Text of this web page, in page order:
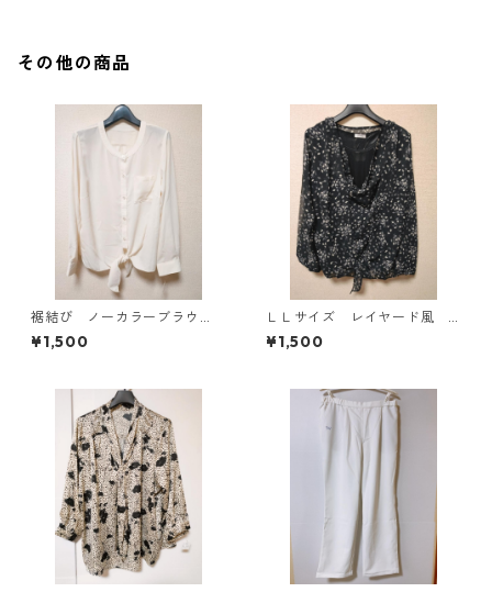
その他の商品
裾結び ノーカラーブラウ
ス ３Ｌ アイボリー KAE-
4813
¥1,500
ＬＬサイズ レイヤード風
シフォンブラウス ブラッ
ク KAE-4786
¥1,500